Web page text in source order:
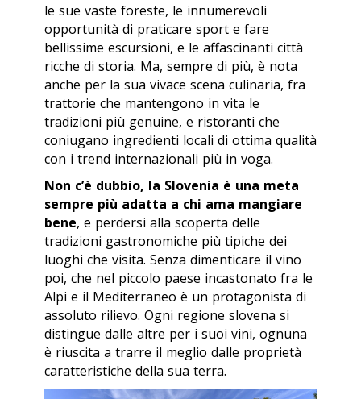
le sue vaste foreste, le innumerevoli
opportunità di praticare sport e fare
bellissime escursioni, e le affascinanti città
ricche di storia. Ma, sempre di più, è nota
anche per la sua vivace scena culinaria, fra
trattorie che mantengono in vita le
tradizioni più genuine, e ristoranti che
coniugano ingredienti locali di ottima qualità
con i trend internazionali più in voga.
Non c’è dubbio, la Slovenia è una meta
sempre più adatta a chi ama mangiare
bene, e perdersi alla scoperta delle
tradizioni gastronomiche più tipiche dei
luoghi che visita. Senza dimenticare il vino
poi, che nel piccolo paese incastonato fra le
Alpi e il Mediterraneo è un protagonista di
assoluto rilievo. Ogni regione slovena si
distingue dalle altre per i suoi vini, ognuna
è riuscita a trarre il meglio dalle proprietà
caratteristiche della sua terra.